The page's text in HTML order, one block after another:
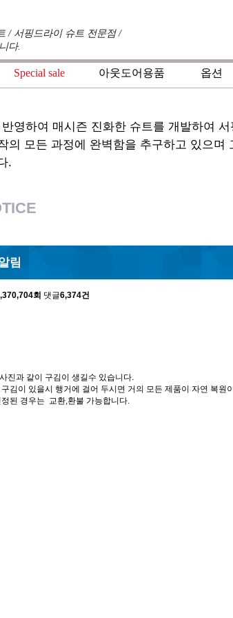
/ 서핑드라이 슈트 전문점 /
다.
+
Special sale
+
아웃도어용품 옵션
영하여 매시즌 진화한 슈트를 개발하여
의 모든 과정에 완벽함을 추구하고 있으며
.
림
회 댓글6,374건
진과 같이 구김이 생길수 있습니다.
김이 있을시 행거에 걸어 두시면 거의 모든 제품이 자연 복원
된 경우는 교환,환불 가능합니다.